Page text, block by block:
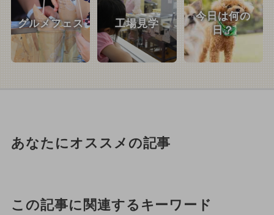
グルメフェス 工場見学
今日は何の
日？
あなたにオススメの記事
この記事に関連するキーワード